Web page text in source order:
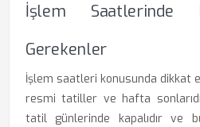
İşlem Saatlerinde
Gerekenler
İşlem saatleri konusunda dikkat
resmi tatiller ve hafta
tatil günlerinde kapalıdır ve